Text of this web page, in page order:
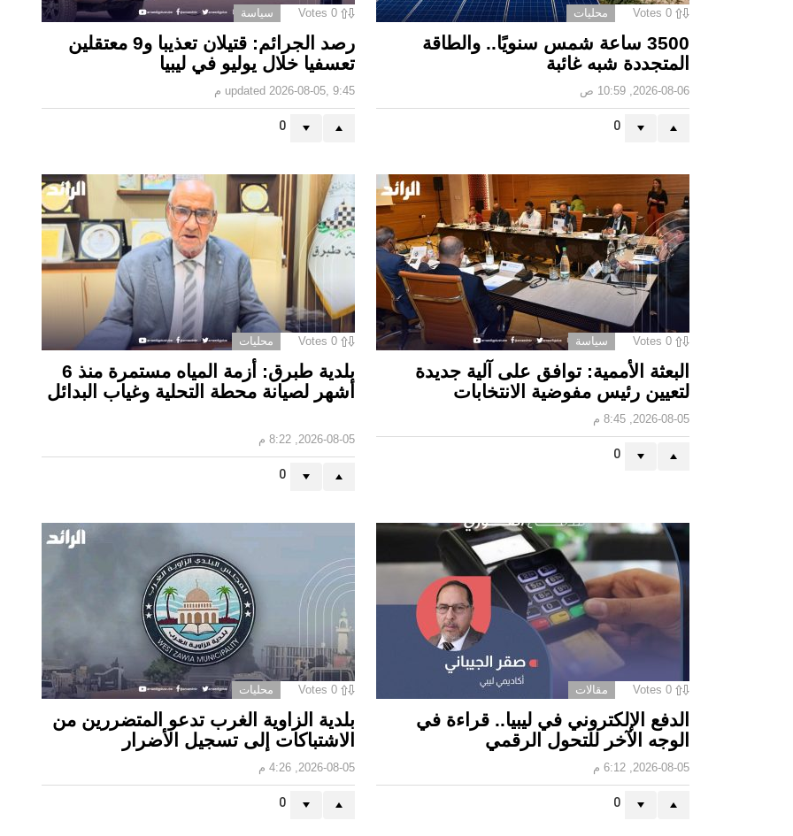
0
Votes محليات
3500 ساعة شمس سنويًا.. والطاقة
المتجددة شبه غائبة
2026-08-06, 10:59 ص
0
0
Votes سياسة
رصد الجرائم: قتيلان تعذيبا و9 معتقلين
تعسفيا خلال يوليو في ليبيا
updated 2026-08-05, 9:45 م
0
0
Votes سياسة
البعثة الأممية: توافق على آلية جديدة
لتعيين رئيس مفوضية الانتخابات
2026-08-05, 8:45 م
0
0
Votes محليات
بلدية طبرق: أزمة المياه مستمرة منذ 6
أشهر لصيانة محطة التحلية وغياب البدائل ‏
2026-08-05, 8:22 م
0
0
Votes مقالات
الدفع الإلكتروني في ليبيا.. قراءة في
الوجه الآخر للتحول الرقمي ‏
2026-08-05, 6:12 م
0
0
Votes محليات
بلدية الزاوية الغرب تدعو المتضررين من
الاشتباكات إلى تسجيل الأضرار
2026-08-05, 4:26 م
0